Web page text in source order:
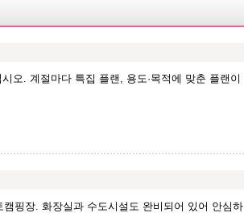
오. 계절마다 특집 플랜, 용도·목적에 맞춘 플랜이
핑장. 화장실과 수도시설도 완비되어 있어 안심하